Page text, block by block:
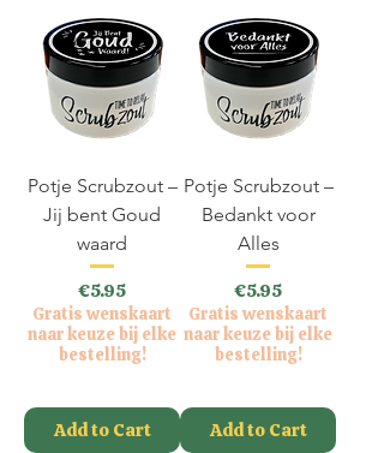
Potje Scrubzout –
Jij bent Goud
waard
Price
€5.95
Gratis wenskaart
naar keuze bij elke
bestelling!
Add to Cart
Potje Scrubzout –
Bedankt voor
Alles
Price
€5.95
Gratis wenskaart
naar keuze bij elke
bestelling!
Add to Cart